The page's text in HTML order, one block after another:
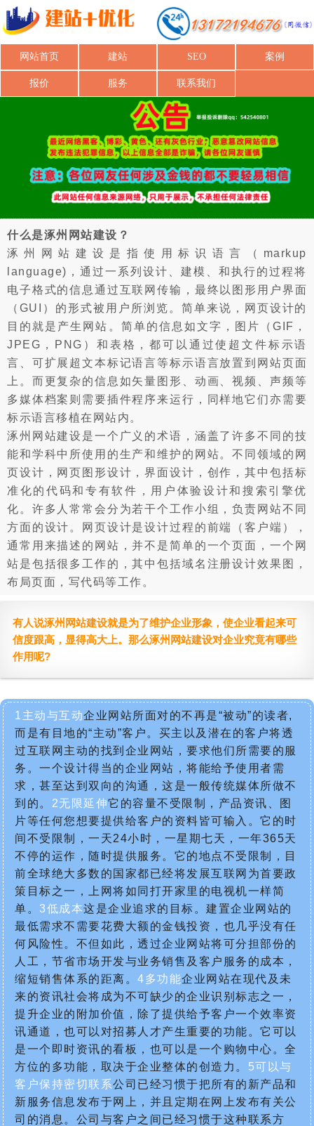
网站首页 建站 SEO 案例
报价 服务 联系我们
什么是涿州网站建设？
涿州网站建设是指使用标识语言（markup
language)，通过一系列设计、建模、和执行的过程将
电子格式的信息通过互联网传输，最终以图形用户界面
（GUI）的形式被用户所浏览。简单来说，网页设计的
目的就是产生网站。简单的信息如文字，图片（GIF，
JPEG，PNG）和表格，都可以通过使超文件标示语
言、可扩展超文本标记语言等标示语言放置到网站页面
上。而更复杂的信息如矢量图形、动画、视频、声频等
多媒体档案则需要插件程序来运行，同样地它们亦需要
标示语言移植在网站内。
涿州网站建设是一个广义的术语，涵盖了许多不同的技
能和学科中所使用的生产和维护的网站。不同领域的网
页设计，网页图形设计，界面设计，创作，其中包括标
准化的代码和专有软件，用户体验设计和搜索引擎优
化。许多人常常会分为若干个工作小组，负责网站不同
方面的设计。网页设计是设计过程的前端（客户端），
通常用来描述的网站，并不是简单的一个页面，一个网
站是包括很多工作的，其中包括域名注册设计效果图，
布局页面，写代码等工作。
有人说涿州网站建设就是为了维护企业形象，使企业看起来可
信度跟高，显得高大上。那么涿州网站建设对企业究竟有哪些
作用呢?
1主动与互动企业网站所面对的不再是“被动”的读者,
而是有目地的“主动”客户。买主以及潜在的客户将透
过互联网主动的找到企业网站，要求他们所需要的服
务。一个设计得当的企业网站，将能给予使用者需
求，甚至达到双向的沟通，这是一般传统媒体所做不
到的。 2无限延伸它的容量不受限制，产品资讯、图
片等任何您想要提供给客户的资料皆可输入。它的时
间不受限制，一天24小时，一星期七天，一年365天
不停的运作，随时提供服务。它的地点不受限制，目
前全球绝大多数的国家都已经将发展互联网为首要政
策目标之一，上网将如同打开家里的电视机一样简
单。 3低成本这是企业追求的目标。建置企业网站的
最低需求不需要花费大额的金钱投资，也几乎没有任
何风险性。不但如此，透过企业网站将可分担部份的
人工，节省市场开发与业务销售及客户服务的成本，
缩短销售体系的距离。 4多功能企业网站在现代及未
来的资讯社会将成为不可缺少的企业识别标志之一，
提升企业的附加价值，除了提供给予客户一个效率资
讯通道，也可以对招募人才产生重要的功能。它可以
是一个即时资讯的看板，也可以是一个购物中心。全
方位的多功能，取决于企业整体的创造力。 5可以与
客户保持密切联系公司已经习惯于把所有的新产品和
新服务信息发布于网上，并且定期在网上发布有关公
司的消息。公司与客户之间已经习惯于这种联系方